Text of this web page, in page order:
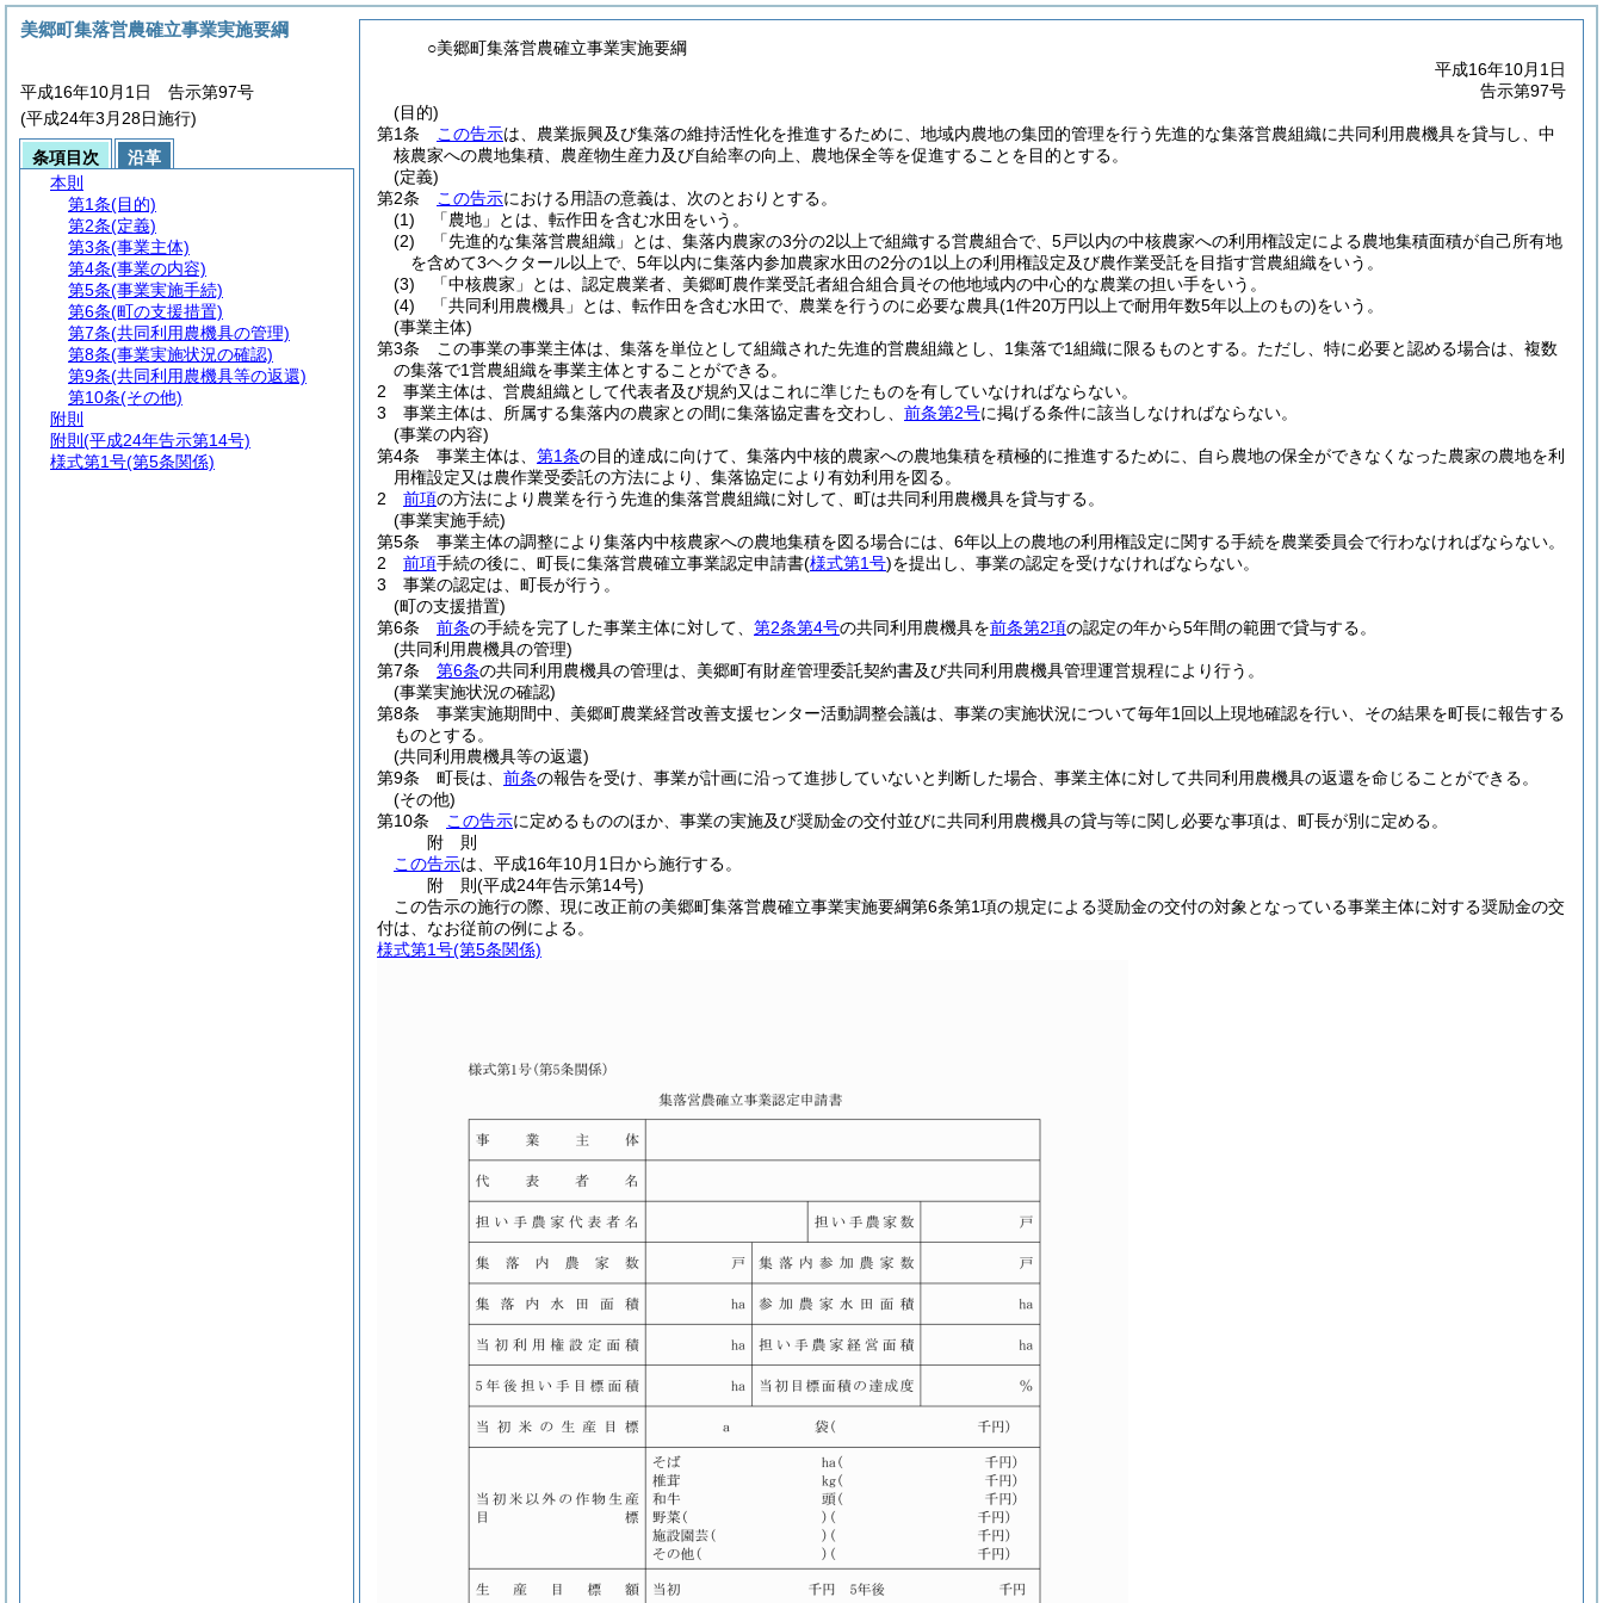
○美郷町集落営農確立事業実施要綱
平成16年10月1日
告示第97号
(目的)
第1条
この告示は、農業振興及び集落の維持活性化を推進するために、地域内農地の集団的管理を行う先進的な集落営農組織に共同利用農機具を貸与し、中
核農家への農地集積、農産物生産力及び自給率の向上、農地保全等を促進することを目的とする。
(定義)
第2条
この告示における用語の意義は、次のとおりとする。
(1)
「農地」とは、転作田を含む水田をいう。
(2)
「先進的な集落営農組織」とは、集落内農家の3分の2以上で組織する営農組合で、5戸以内の中核農家への利用権設定による農地集積面積が自己所有地
を含めて3ヘクタール以上で、5年以内に集落内参加農家水田の2分の1以上の利用権設定及び農作業受託を目指す営農組織をいう。
(3)
「中核農家」とは、認定農業者、美郷町農作業受託者組合組合員その他地域内の中心的な農業の担い手をいう。
(4)
「共同利用農機具」とは、転作田を含む水田で、農業を行うのに必要な農具(1件20万円以上で耐用年数5年以上のもの)をいう。
(事業主体)
第3条
この事業の事業主体は、集落を単位として組織された先進的営農組織とし、1集落で1組織に限るものとする。 ただし、特に必要と認める場合は、複数
の集落で1営農組織を事業主体とすることができる。
2
事業主体は、営農組織として代表者及び規約又はこれに準じたものを有していなければならない。
3
事業主体は、所属する集落内の農家との間に集落協定書を交わし、 前条第2号に掲げる条件に該当しなければならない。
(事業の内容)
第4条
事業主体は、 第1条の目的達成に向けて、集落内中核的農家への農地集積を積極的に推進するために、自ら農地の保全ができなくなった農家の農地を利
用権設定又は農作業受委託の方法により、集落協定により有効利用を図る。
2
前項の方法により農業を行う先進的集落営農組織に対して、町は共同利用農機具を貸与する。
(事業実施手続)
第5条
事業主体の調整により集落内中核農家への農地集積を図る場合には、6年以上の農地の利用権設定に関する手続を農業委員会で行わなければならない。
2
前項手続の後に、町長に集落営農確立事業認定申請書(様式第1号)を提出し、事業の認定を受けなければならない。
3
事業の認定は、町長が行う。
(町の支援措置)
第6条
前条の手続を完了した事業主体に対して、 第2条第4号の共同利用農機具を前条第2項の認定の年から5年間の範囲で貸与する。
(共同利用農機具の管理)
第7条
第6条の共同利用農機具の管理は、美郷町有財産管理委託契約書及び共同利用農機具管理運営規程により行う。
(事業実施状況の確認)
第8条
事業実施期間中、美郷町農業経営改善支援センター活動調整会議は、事業の実施状況について毎年1回以上現地確認を行い、その結果を町長に報告する
ものとする。
(共同利用農機具等の返還)
第9条
町長は、 前条の報告を受け、事業が計画に沿って進捗していないと判断した場合、事業主体に対して共同利用農機具の返還を命じることができる。
(その他)
第10条
この告示に定めるもののほか、事業の実施及び奨励金の交付並びに共同利用農機具の貸与等に関し必要な事項は、町長が別に定める。
附 則
この告示は、平成16年10月1日から施行する。
附 則(平成24年告示第14号)
この告示の施行の際、現に改正前の美郷町集落営農確立事業実施要綱第6条第1項の規定による奨励金の交付の対象となっている事業主体に対する奨励金の交
付は、なお従前の例による。
様式第1号(第5条関係)
美郷町集落営農確立事業実施要綱
平成16年10月1日 告示第97号
(平成24年3月28日施行)
条項目次
沿革
本則
第1条(目的)
第2条(定義)
第3条(事業主体)
第4条(事業の内容)
第5条(事業実施手続)
第6条(町の支援措置)
第7条(共同利用農機具の管理)
第8条(事業実施状況の確認)
第9条(共同利用農機具等の返還)
第10条(その他)
附則
附則 (平成24年告示第14号)
様式第1号(第5条関係)